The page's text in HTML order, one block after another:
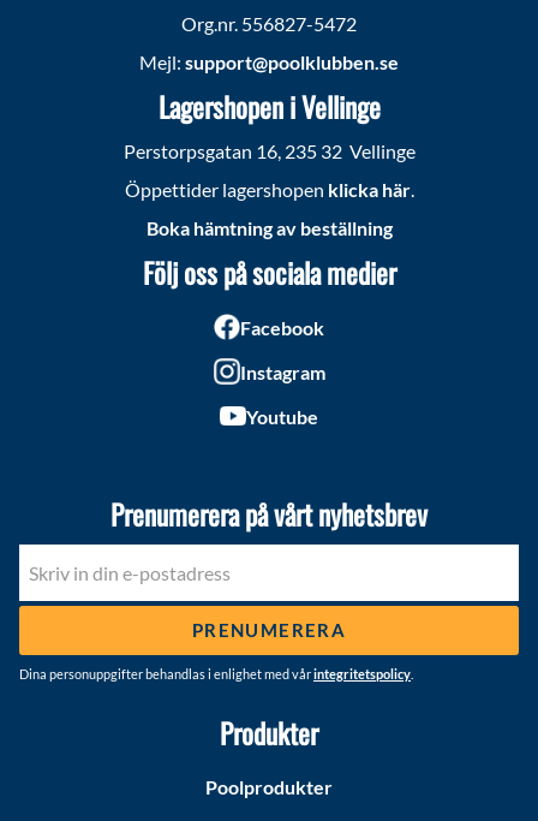
Org.nr. 556827-5472
Mejl: support@poolklubben.se
Lagershopen i Vellinge
Perstorpsgatan 16, 235 32 Vellinge
Öppettider lagershopen klicka här.
Boka hämtning av beställning
Följ oss på sociala medier
Facebook
Instagram
Youtube
Prenumerera på vårt nyhetsbrev
PRENUMERERA
Dina personuppgifter behandlas i enlighet med vårintegritetspolicy
Produkter
Poolprodukter